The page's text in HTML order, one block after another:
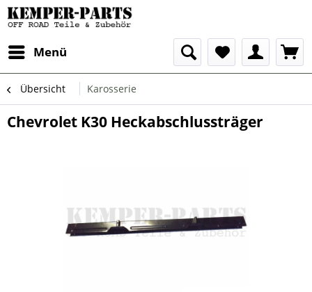
Menü
Übersicht Karosserie
Chevrolet K30 Heckabschlussträger